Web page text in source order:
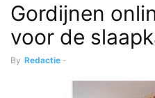
Gordijnen
voor de
By Redactie -